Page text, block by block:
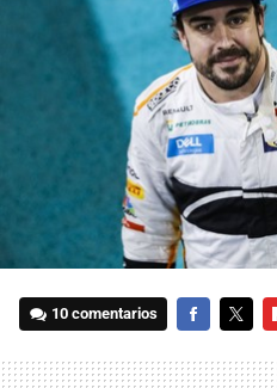
10 comentarios